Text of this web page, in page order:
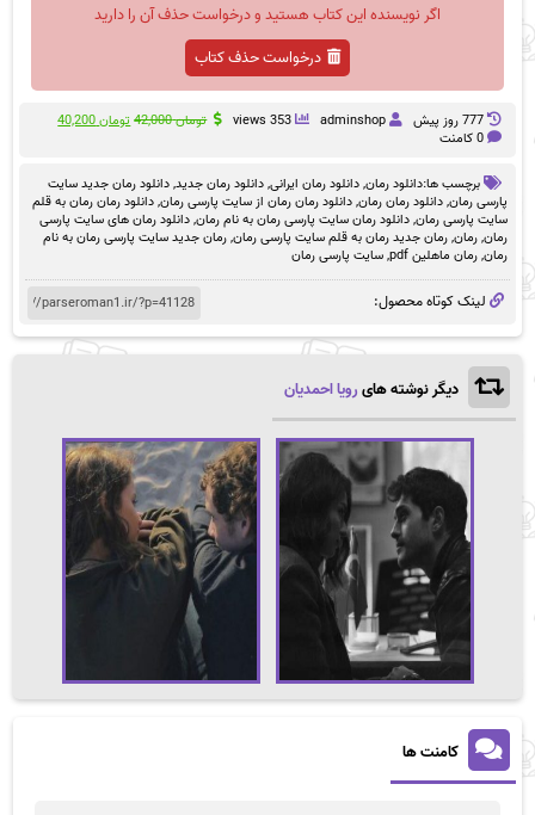
اگر نویسنده این کتاب هستید و درخواست حذف آن را دارید
درخواست حذف کتاب
777 روز پيش adminshop
353 views تومان42,000
قیمت
تومان40,200
قیمت
0 کامنت
برچسب ها:دانلود رمان,دانلود رمان ایرانی,دانلود رمان جدید,دانلود رمان جدید سایت
پارسی رمان,دانلود رمان رمان,دانلود رمان رمان از سایت پارسی رمان,دانلود رمان رمان به قلم
سایت پارسی رمان,دانلود رمان سایت پارسی رمان به نام رمان,دانلود رمان های سایت پارسی
رمان,رمان,رمان جدید رمان به قلم سایت پارسی رمان,رمان جدید سایت پارسی رمان به نام
رمان,رمان ماهلین pdf ,سایت پارسی رمان
لینک کوتاه محصول:
دیگر نوشته هایرویا احمدیان
کامنت ها